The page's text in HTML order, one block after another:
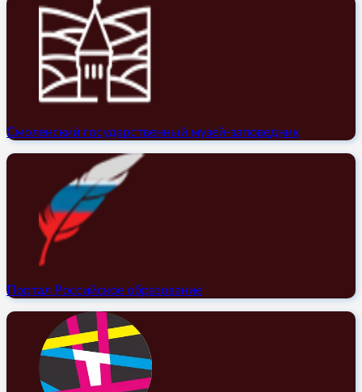
Смоленский государственный музей-заповедник
Портал Российское образование